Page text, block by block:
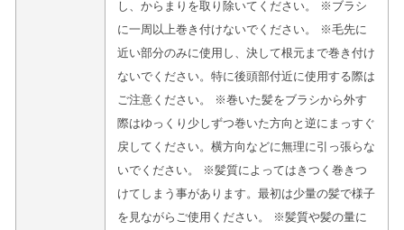
し、からまりを取り除いてください。 ※ブラシ
に一周以上巻き付けないでください。 ※毛先に
近い部分のみに使用し、決して根元まで巻き付け
ないでください。特に後頭部付近に使用する際は
ご注意ください。 ※巻いた髪をブラシから外す
際はゆっくり少しずつ巻いた方向と逆にまっすぐ
戻してください。横方向などに無理に引っ張らな
いでください。 ※髪質によってはきつく巻きつ
けてしまう事があります。最初は少量の髪で様子
を見ながらご使用ください。 ※髪質や髪の量に